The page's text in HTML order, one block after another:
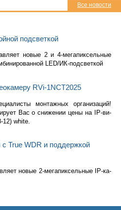
подсветкой
новые 2 и 4-ме­га­пик­сель­ные
LED/ИК-под­свет­кой
RVi-1NCT2025
мон­таж­ных ор­га­ни­за­ций!
Вас о сни­же­нии цены на IP-ви­
12) white.
True WDR и поддержкой
новые 2-ме­га­пик­сель­ные IP-ка­
Все новости